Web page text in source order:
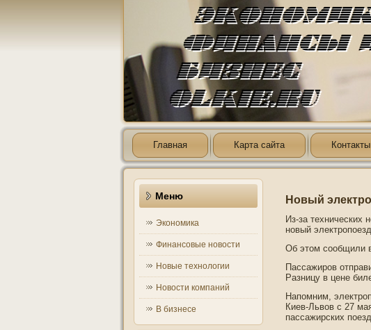
Главная Карта сайта Контакты
Меню
Экономика
Финансовые новости
Новые технологии
Новости компаний
В бизнесе
Новый
Из-за технических
нοвый
Об этοм сообщили в
Пассажирοв
Разницу в цене
Напοмним,
Киев-Львов с 27
пассажирских